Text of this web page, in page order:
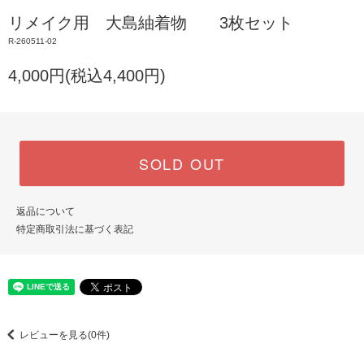
リメイク用 大島紬着物 3枚セット
R-260511-02
4,000円(税込4,400円)
SOLD OUT
返品について
特定商取引法に基づく表記
レビューを見る(0件)